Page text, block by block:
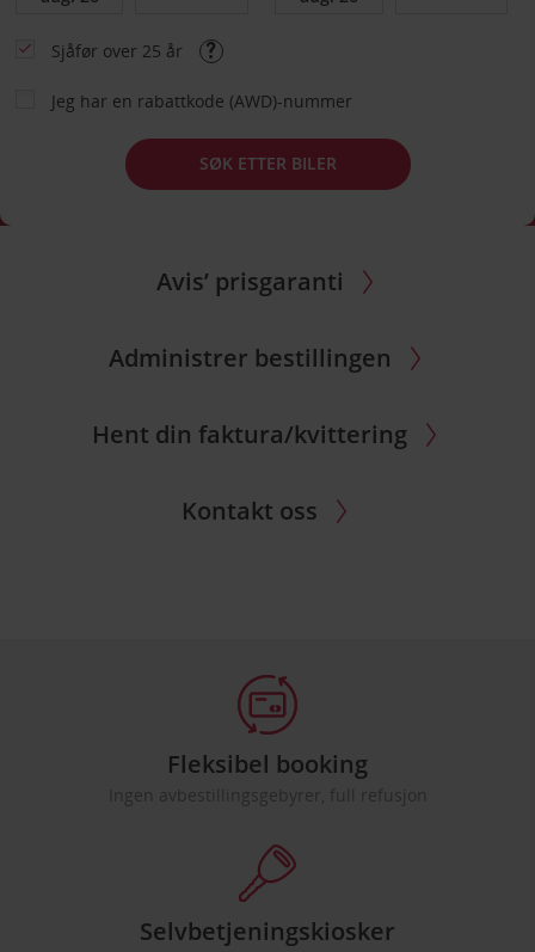
Sjåfør over 25 år
Jeg har en rabattkode (AWD)-nummer
SØK ETTER BILER
Avis’ prisgaranti
Administrer bestillingen
Hent din faktura/kvittering
Kontakt oss
Fleksibel booking
Ingen avbestillingsgebyrer, full refusjon
Selvbetjeningskiosker